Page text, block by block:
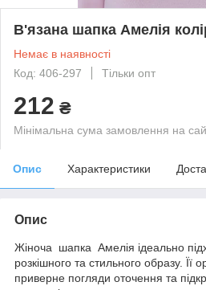
В'язана шапка Амелія
Немає в наявності
Код: 406-297
Тільки опт
212 ₴
Мінімальна сума замовлення на
Опис Характеристики
Опис
Жіноча шапка Амелія ідеально
розкішного та стильного образу. Її
приверне погляди оточення та